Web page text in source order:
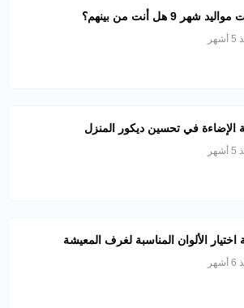
شهر 9 هل أنت من بينهم؟
الإضاءة في تحسين ديكور المنزل
اختيار الألوان المناسبة لغرف المعيشة